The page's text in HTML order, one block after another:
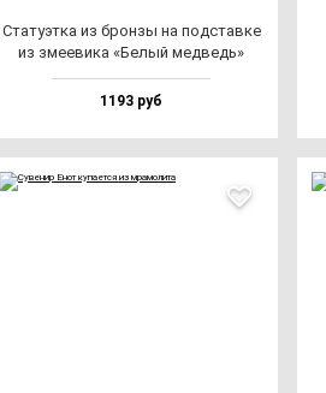
Ста­ту­эт­ка из брон­зы на под­став­ке
из зме­еви­ка «Белый мед­ведь»
1193 руб